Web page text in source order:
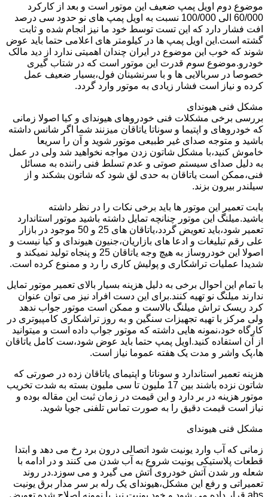
موضوع دوم اویل پمپ ضعیف این موتور است و بعد از کارکرد
60/000 الی 100/000 نسبت به اویل پمپ های نو حدود سی درصد
افت فشار دارد که این تست توسط خود ما نیز انجام شده و ثابت
گشته است.این اویل پمپ ها در کیلومتر های اعلامی حتما باید عوض
شوند که خوب این موضوع در ایران چندان اهمیتی ندارد از دید مالک
خودرو.موضوع سوم قدرت این موتور است که در شتاب گیری
خصوصا در سربالایی ها و با سرنشینان فول،بسیار ضعیف عمل
کرده و نیاز است فشار زیادی به موتور وارد گردد.
مشکل فنی هیوندای
بررسی برخی مشکلات فنی خودروهای هیوندای و کیا اصولا زمانی
که خودروهای و اپتیما و سوناتا یاتاقان میزنند شما اگر شانس داشته
باشید و متوجه صدای غیر طبیعی موتور شوید و آن را سریعا
خاموش کنید،با مشکل شاتون زدن مواجه نخواهید شد ولی در عمل
به دلیل صدای سیستم صوتی و عدم تسلط فنی راننده به مسائل
فنی،ممکن است یاتاقان به حدی لق شود که شاتون بشکند و از
سیلندر بیرون بزند.
بابت تعمیر این موتور ها باید برخی نکات را در نظر داشته
باشید.میلنگ این موتور چنانچه تمایل داشته باشید موتور استاندارد
تعمیر شود،باید تعویض گردد،یاتاقان های 25 و 50 موجود در بازار
علی رقم تبلیغات و ادعا های بازاریان،جنیون هیوندای و کیا نیست و
اصولا این خودروساز به هیچ وجه یاتاقان 25 و پنجاه تولید نمیکند و
شدیدا عملیات تراشکاری و پولیش کاری را رد و ممنوع کرده است.
با تمام این احوال برخی به دلیل هزینه بسیار بالای تعمیر موتور تمایل
ندارند میلنگ نو تهیه کنند.برای این دست افراد نیز می توان عنوان
کرد ریسک تراش میلنگ بالاست و ممکن است موتور جواب ندهد
ولی مرکز با تهیه تجهیزات سنگین و به روز تراشکاری کامپیوتری در
کارگاه خود،نمونه هایی داشته که موتور جواب داده است و میتوانید
از آن استفاده کنید.اویل پمپ حتما باید عوض شود،ست کامل یاتاقان
ها،پک واشر و مدت یک هفته عموما نیاز است.
هزینه تعمیر استاندارد و سوناتا و اپتیمای یاتاقان زده در صورتی که
شاتون نزده باشند بین 17 ملیون تا سی ملیون بسته به شدت تخریب
موتور هزینه در بر دارد و این قیمت در زمان ثبت این مقاله بوده و
نیاز است قیمت دقیق را به صورت تماس تلفنی جویا شوید.
مشکل فنی هیوندای
زمانی که آب وارد یونیت شود اتصالی درون برد رخ می دهد و ابتدا
قطعات پلاستیکی یونیت شروع به آب شدن می کنند و در ادامه با
شعله ور شدن آتش خودروی آتش می گیرد و می سوزد.در روند
تعمیراتی و رفع این مشکل،هیوندای یک رله بر سر مدار برق یونیت
abs قرار داده می شود و خود یونیت نیز با نمونه اصلاح شده تعویض